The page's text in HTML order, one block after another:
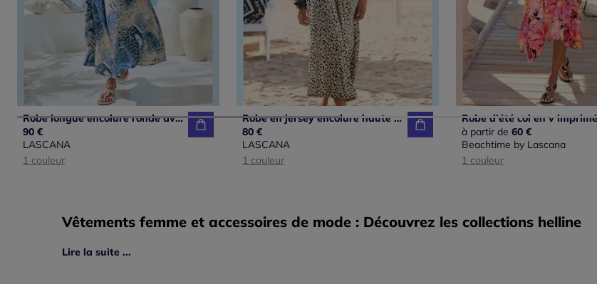
Robe longue encolure ronde avec taille élastiquée et imprimé unique
90 €
LASCANA
1 couleur
Robe en jersey encolure haute volantée
80 €
LASCANA
1 couleur
à partir de 60 €
Beachtime by Lascana
1 couleur
Vêtements femme et accessoires de mode : Découvrez les collections helline
Lire la suite ...